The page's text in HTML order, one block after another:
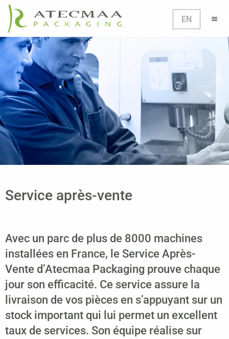
EN
Service après-vente
Avec un parc de plus de 8000 machines
installées en France, le Service Après-
Vente d’Atecmaa Packaging prouve chaque
jour son efficacité. Ce service assure la
livraison de vos pièces en s’appuyant sur un
stock important qui lui permet un excellent
taux de services. Son équipe réalise sur